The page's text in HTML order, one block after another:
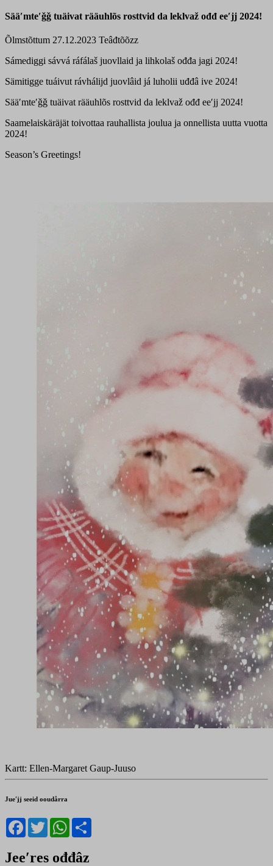
Sääʹmteʹǧǧ tuäivat rääuhlõs rosttvid da leklvaž ođđ eeʹjj 2024!
Õlmstõttum 27.12.2023 Teâđtõõzz
Sámediggi sávvá ráfálaš juovllaid ja lihkolaš ođđa jagi 2024!
Sämitigge tuáivut rávhálijd juovlâid já luholii uđđâ ive 2024!
Sääʹmteʹǧǧ tuäivat rääuhlõs rosttvid da leklvaž ođđ eeʹjj 2024!
Saamelaiskäräjät toivottaa rauhallista joulua ja onnellista uutta vuotta
2024!
Season’s Greetings!
Kartt: Ellen-Margaret Gaup-Juuso
Jueʹjj seeid ooudårra
Facebook
TwitterWhatsApp
Jeeʹres ođđâz